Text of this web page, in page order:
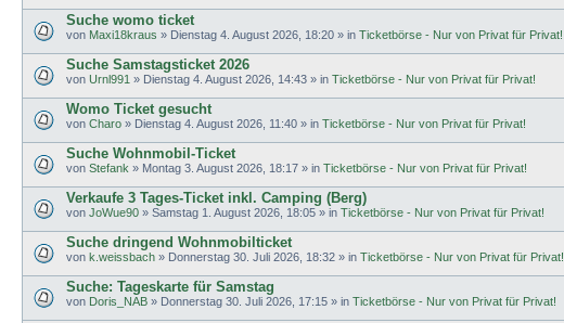
Suche womo ticket
von Maxi18kraus » Dienstag 4. August 2026, 18:20 » in Ticketbörse - Nur von Privat für Privat!
Suche Samstagsticket 2026
von Urnl991 » Dienstag 4. August 2026, 14:43 » in Ticketbörse - Nur von Privat für Privat!
Womo Ticket gesucht
von Charo » Dienstag 4. August 2026, 11:40 » in Ticketbörse - Nur von Privat für Privat!
Suche Wohnmobil-Ticket
von Stefank » Montag 3. August 2026, 18:17 » in Ticketbörse - Nur von Privat für Privat!
Verkaufe 3 Tages-Ticket inkl. Camping (Berg)
von JoWue90 » Samstag 1. August 2026, 18:05 » in Ticketbörse - Nur von Privat für Privat!
Suche dringend Wohnmobilticket
von k.weissbach » Donnerstag 30. Juli 2026, 18:32 » in Ticketbörse - Nur von Privat für Privat!
Suche: Tageskarte für Samstag
von Doris_NAB » Donnerstag 30. Juli 2026, 17:15 » in Ticketbörse - Nur von Privat für Privat!